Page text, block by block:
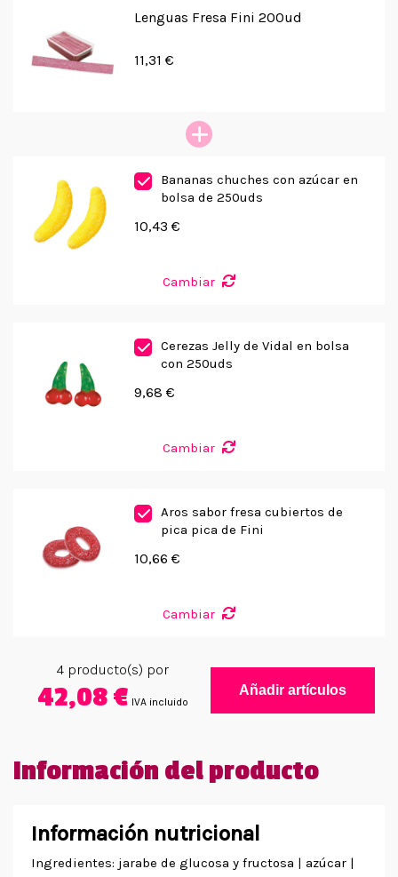
Lenguas Fresa Fini 200ud
11,31 €
Bananas chuches con azúcar en
bolsa de 250uds
10,43 €
Cambiar
Cerezas Jelly de Vidal en bolsa
con 250uds
9,68 €
Cambiar
Aros sabor fresa cubiertos de
pica pica de Fini
10,66 €
Cambiar
4producto(s) por
42,08 € IVA incluido
Añadir artículos
Información del producto
Información nutricional
Ingredientes: jarabe de glucosa y fructosa | azúcar |